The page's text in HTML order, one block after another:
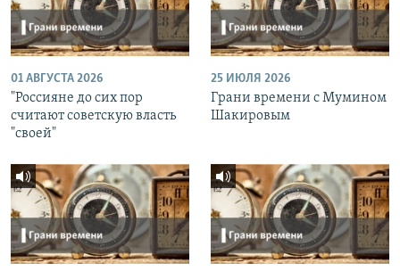
01 АВГУСТА 2026
"Россияне до сих пор
считают советскую власть
"своей"
25 ИЮЛЯ 2026
Грани времени с Мумином
Шакировым